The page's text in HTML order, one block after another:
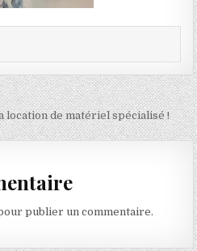
de matériel spécialisé !
publier un commentaire.